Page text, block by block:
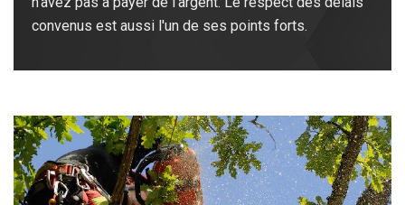
convenus est aussi l'un de ses points forts.